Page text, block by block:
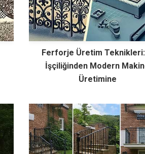
Ferforje Üretim Teknikleri:
İşçiliğinden Modern
Üretimine